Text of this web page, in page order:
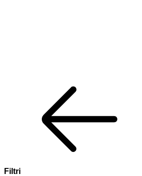
Filtri